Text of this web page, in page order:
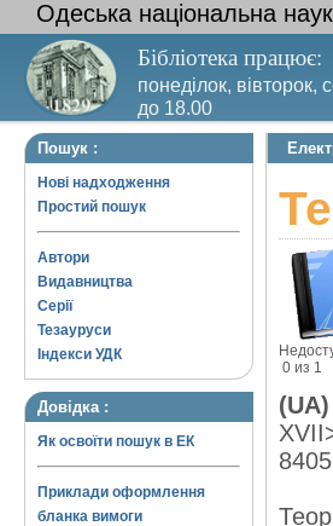
Одеська національна
Бібліотека працює:
понеділок, вівторок,
до 18.00
Вихідний день –
Пошук :
Нові надходження
Простий пошук
Автори
Видавництва
Серії
Тезауруси
Індекси УДК
Довідка :
Як освоїти пошук в ЕК
Приклади оформлення
бланка вимоги
0 из 1